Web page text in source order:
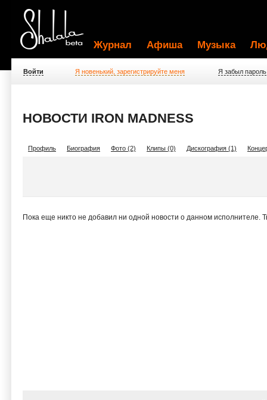
Журнал Афиша Музыка
Войти Я новенький, зарегистрируйте меня Я забыл пароль
НОВОСТИ IRON MADNESS
Профиль Биография Фото (2) Клипы (0) Дискография (1)
Пока еще никто не добавил ни одной новости о данном